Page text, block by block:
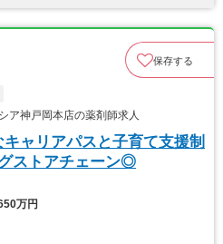
保存する
ア神戸岡本店の薬剤師求人
キャリアパスと子育て支援制
ストアチェーン◎
万円